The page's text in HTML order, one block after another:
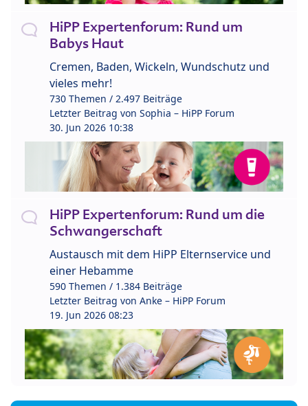
HiPP Expertenforum: Rund um
Babys Haut
Cremen, Baden, Wickeln, Wundschutz und
vieles mehr!
730 Themen / 2.497 Beiträge
Letzter Beitrag von Sophia – HiPP Forum
30. Jun 2026 10:38
HiPP Expertenforum: Rund um die
Schwangerschaft
Austausch mit dem HiPP Elternservice und
einer Hebamme
590 Themen / 1.384 Beiträge
Letzter Beitrag von Anke – HiPP Forum
19. Jun 2026 08:23